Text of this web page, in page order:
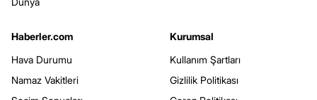
Haberler.com
Hava Durumu
Namaz Vakitleri
Kurumsal
Kullanım Şartları
Gizlilik Politikası